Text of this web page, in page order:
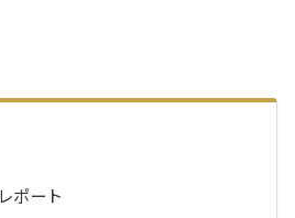
ポート